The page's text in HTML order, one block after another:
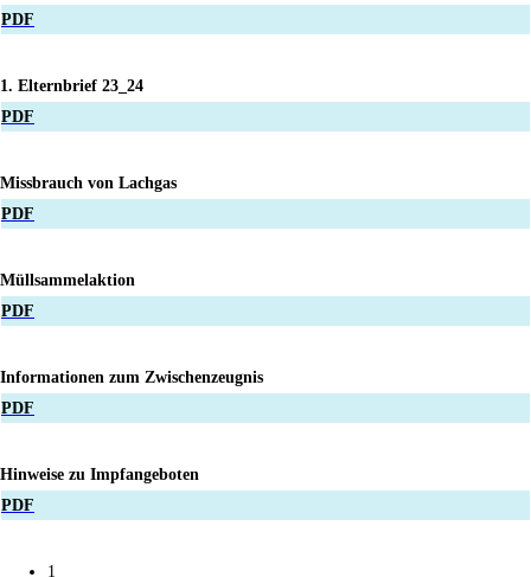
PDF
1. Elternbrief 23_24
PDF
Missbrauch von Lachgas
PDF
Müllsammelaktion
PDF
Informationen zum Zwischenzeugnis
PDF
Hinweise zu Impfangeboten
PDF
1